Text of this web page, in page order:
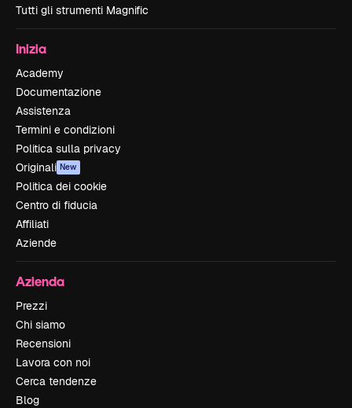
Tutti gli strumenti Magnific
Inizia
Academy
Documentazione
Assistenza
Termini e condizioni
Politica sulla privacy
Originali New
Politica dei cookie
Centro di fiducia
Affiliati
Aziende
Azienda
Prezzi
Chi siamo
Recensioni
Lavora con noi
Cerca tendenze
Blog